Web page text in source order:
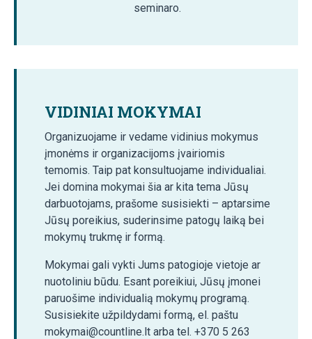
seminaro.
VIDINIAI MOKYMAI
Organizuojame ir vedame vidinius mokymus
įmonėms ir organizacijoms įvairiomis
temomis. Taip pat konsultuojame individualiai.
Jei domina mokymai šia ar kita tema Jūsų
darbuotojams, prašome susisiekti – aptarsime
Jūsų poreikius, suderinsime patogų laiką bei
mokymų trukmę ir formą.
Mokymai gali vykti Jums patogioje vietoje ar
nuotoliniu būdu. Esant poreikiui, Jūsų įmonei
paruošime individualią mokymų programą.
Susisiekite užpildydami formą, el. paštu
mokymai@countline.lt arba tel. +370 5 263